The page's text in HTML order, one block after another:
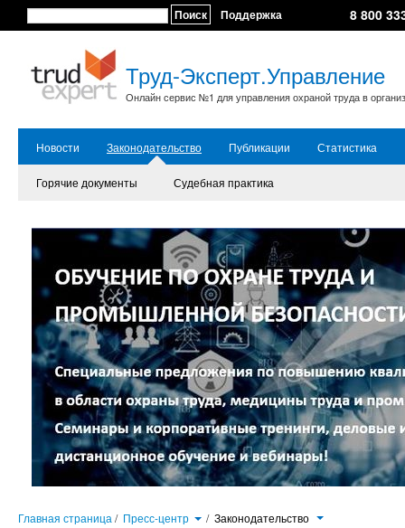
Поиск Поддержка 8 800
Труд-Эксперт.Управление
Онлайн сервис №1 для управления охраной труда в
Новости Законодательство Публикации Статистика
Горячие документы Судебная практика
Главная страница / Пресс-центр / Законодательство